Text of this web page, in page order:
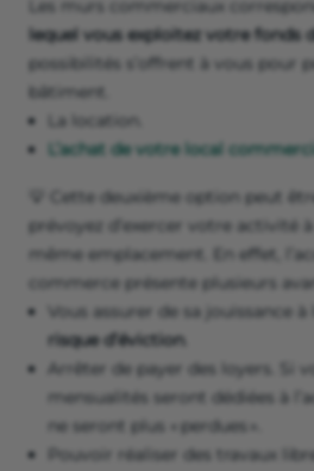
Les murs commerciaux
lequel vous exploitez votre fonds
possibilités s’offrent à vous pour
bâtiment.
La location.
L’achat de votre local
💡 Cette deuxième option peut
prévoyez d’exercer votre activité
même emplacement. En effet,
commerce présente plusieurs
Vous assurer de sa jouissance
risque d’éviction.
Arrêter de payer des loyers. Si
mensualités seront dédiées à
ne seront plus « perdues ».
Pouvoir réaliser des travaux